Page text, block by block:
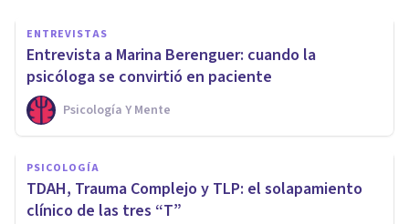
ENTREVISTAS
Entrevista a Marina Berenguer: cuando la
psicóloga se convirtió en paciente
Psicología Y Mente
PSICOLOGÍA
TDAH, Trauma Complejo y TLP: el solapamiento
clínico de las tres “T”